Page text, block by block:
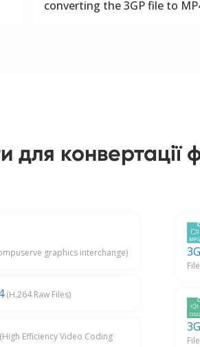
converting the 3GP file to
для конвертації
graphics interchange)
(H.264 Raw Files)
(High Efficiency Video Coding